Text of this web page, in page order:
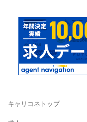
キャリコネトップ